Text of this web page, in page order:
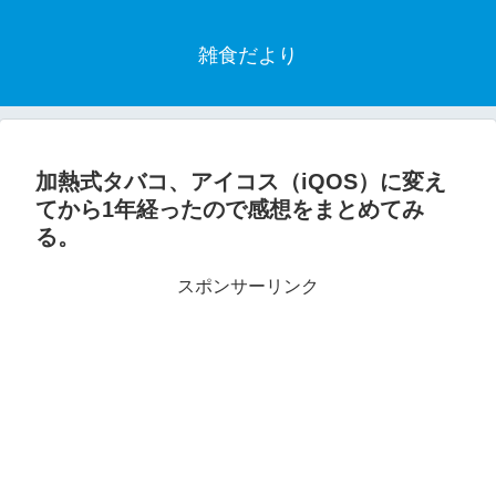
雑食だより
加熱式タバコ、アイコス（iQOS）に変え
てから1年経ったので感想をまとめてみ
る。
スポンサーリンク